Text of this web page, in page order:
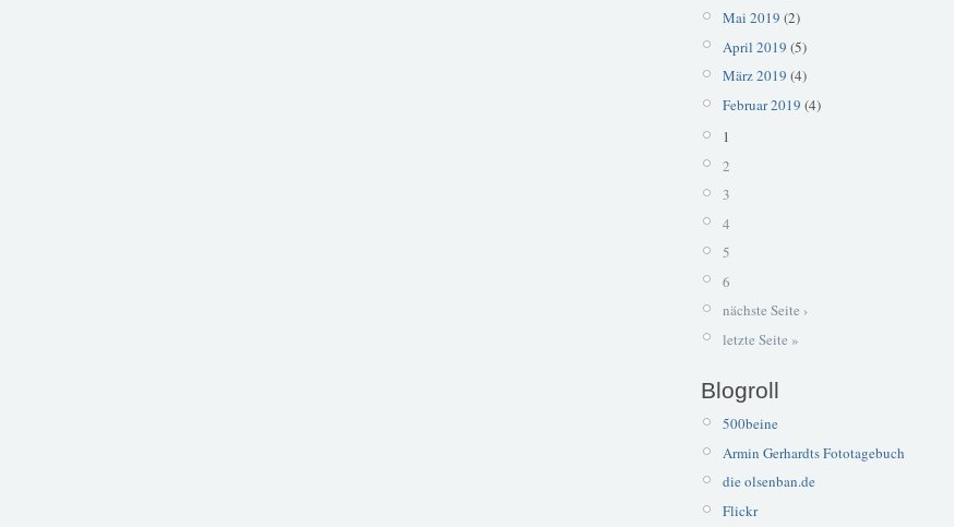
Mai 2019 (2)
April 2019 (5)
März 2019 (4)
Februar 2019 (4)
1
2
3
4
5
6
nächste Seite ›
letzte Seite »
Blogroll
500beine
Armin Gerhardts Fototagebuch
die olsenban.de
Flickr